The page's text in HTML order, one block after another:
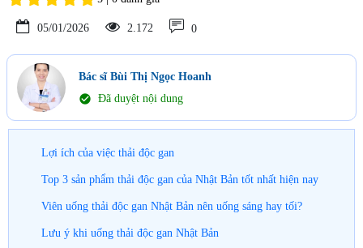
05/01/2026 2.172 0
Bác sĩ Bùi Thị Ngọc Hoanh
check_circle Đã duyệt nội dung
Lợi ích của việc thải độc gan
Top 3 sản phẩm thải độc gan của Nhật Bản tốt nhất hiện nay
Viên uống thải độc gan Nhật Bản nên uống sáng hay tối?
Lưu ý khi uống thải độc gan Nhật Bản